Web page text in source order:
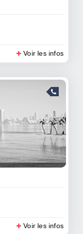
Voir les infos
Voir les infos